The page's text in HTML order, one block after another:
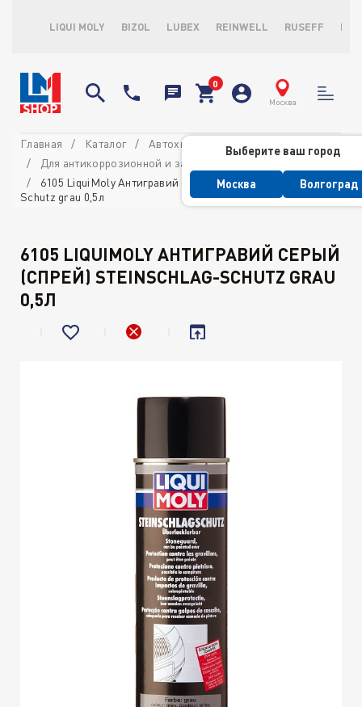
LIQUI MOLY BIZOL LUBEX REINWELL RUSEFF
Москва
Выберите ваш город
Москва Волгоград
Главная Каталог
Автохимия потребительская
Для антикоррозионной и защитной обработки
6105 LiquiMoly Антигравий серый (спрей) Steinschlag-
Schutz grau 0,5л
6105 LIQUIMOLY АНТИГРАВИЙ СЕРЫЙ
(СПРЕЙ) STEINSCHLAG-SCHUTZ GRAU
0,5Л